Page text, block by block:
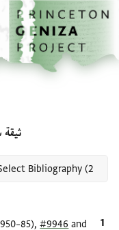
إلى المحتوى الرئيسي
الرئيسية
ثيقة
الاقتباس المرجعي
#9946 and